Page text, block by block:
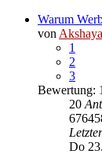
Warum
von Akshaya
1
2
3
Bewertung:
20
Do